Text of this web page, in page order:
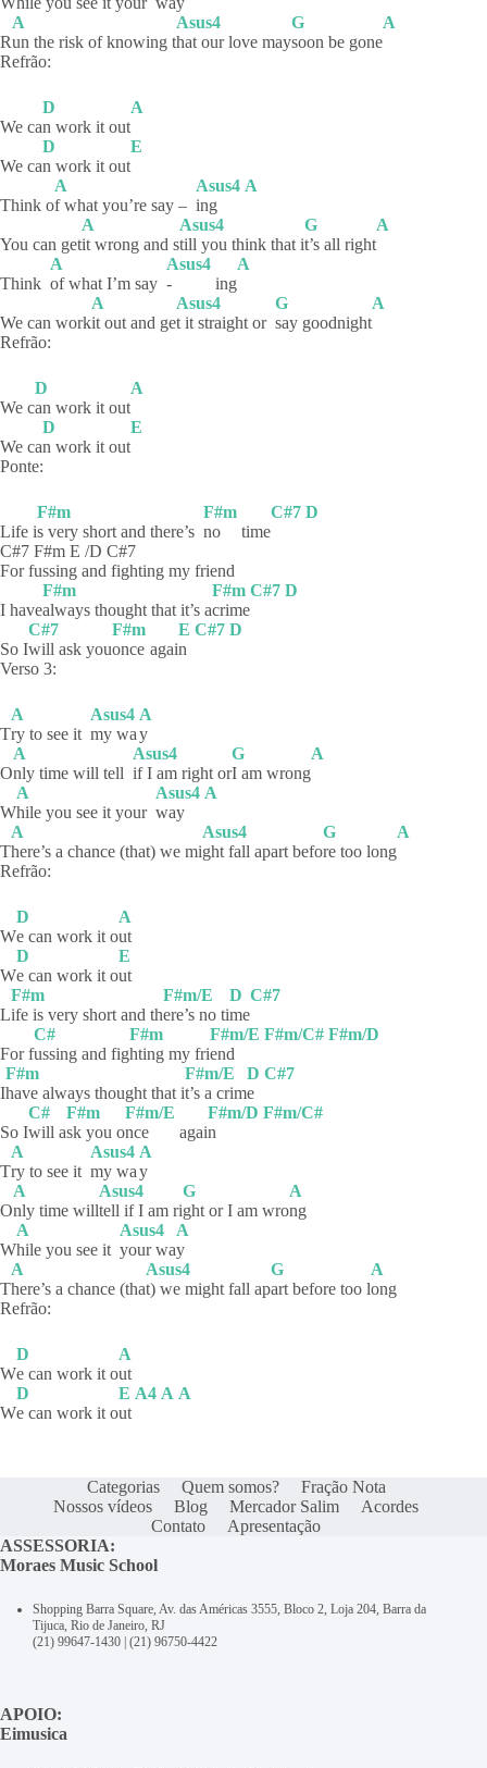
R
A
un the risk of knowing t
Asus4
hat our love may
G
soon be gone
A
Refrão:
We ca
D
n work it out
A
We ca
D
n work it out
E
Think o
A
f what you’re say –
Asus4
ing
A
You can get
A
it wrong and s
Asus4
till you think that i
G
t’s all right
A
Think
A
of what I’m say
Asus4
-
ing
A
We can work
A
it out and ge
Asus4
t it straight or
G
say goodnight
A
Refrão:
We c
D
an work it out
A
We ca
D
n work it out
E
Ponte:
Life i
F#m
s very short and there’s
F#m
no
time
C#7 D
C#7 F#m E /D C#7
For fussing and fighting my friend
I have
F#m
always thought that it’s a
F#m
crime
C#7 D
So I
C#7
will ask you
F#m
once agai
E
n
C#7 D
Verso 3:
T
A
ry to see it
Asus4
my wa
A
y
O
A
nly time will tell
Asus4
if I am right or
G
I am wrong
A
W
A
hile you see it your
Asus4
way
A
T
A
here’s a chance (that) we mi
Asus4
ght fall apart befo
G
re too long
A
Refrão:
W
D
e can work it o
A
ut
W
D
e can work it o
E
ut
L
F#m
ife is very short and th
F#m/E
ere’s no ti
D
me
C#7
For f
C#
ussing and fig
F#m
hting my fri
F#m/E
end
F#m/C# F#m/D
I
F#m
have always thought that i
F#m/E
t’s a crim
D
e
C#7
So I
C#
will a
F#m
sk you o
F#m/E
nce
agai
F#m/D
n
F#m/C#
T
A
ry to see it
Asus4
my wa
A
y
O
A
nly time will
Asus4
tell if I am ri
G
ght or I am wro
A
ng
W
A
hile you see it
Asus4
your wa
A
y
T
A
here’s a chance (tha
Asus4
t) we might fall ap
G
art before too l
A
ong
Refrão:
W
D
e can work it o
A
ut
W
D
e can work it o
E
ut
A4 A A
Categorias Quem somos?
Fração Nota
Nossos vídeos
Blog Mercador Salim
Acordes
Contato
Apresentação
ASSESSORIA:
Moraes Music School
Shopping Barra Square, Av. das Américas 3555, Bloco 2, Loja 204, Barra da
Tijuca, Rio de Janeiro, RJ
(21) 99647-1430 | (21) 96750-4422
APOIO:
Eimusica